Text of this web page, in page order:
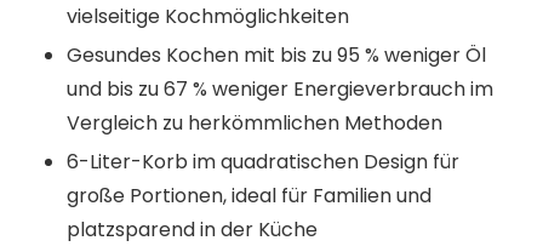
vielseitige Kochmöglichkeiten
Gesundes Kochen mit bis zu 95 % weniger Öl
und bis zu 67 % weniger Energieverbrauch im
Vergleich zu herkömmlichen Methoden
6-Liter-Korb im quadratischen Design für
große Portionen, ideal für Familien und
platzsparend in der Küche